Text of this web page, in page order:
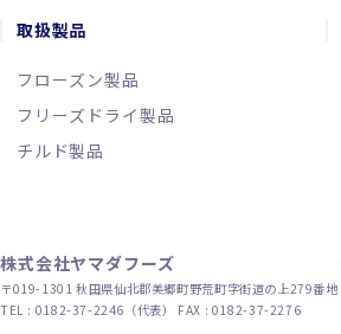
取扱製品
フローズン製品
フリーズドライ製品
チルド製品
株式会社ヤマダフーズ
〒019-1301 秋田県仙北郡美郷町野荒町字街道の上279番地
TEL : 0182-37-2246（代表）
FAX : 0182-37-2276